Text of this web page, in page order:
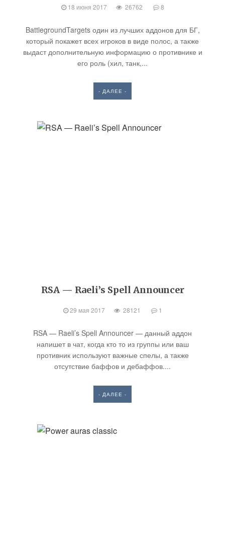
18 июня 2017 26762 8
BattlegroundTargets один из лучших аддонов для БГ,
который покажет всех игроков в виде полос, а также
выдаст дополнительную информацию о противнике и
его роль (хил, танк,...
- ДАЛЕЕ -
RSA — Raeli’s Spell Announcer
29 мая 2017 28121 1
RSA — Raeli’s Spell Announcer — данный аддон
напишет в чат, когда кто то из группы или ваш
противник используют важные спелы, а также
отсутствие баффов и дебаффов....
- ДАЛЕЕ -